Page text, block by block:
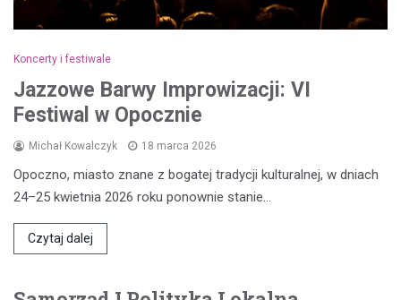
Koncerty i festiwale
Jazzowe Barwy Improwizacji: VI
Festiwal w Opocznie
Michał Kowalczyk 18 marca 2026
Opoczno, miasto znane z bogatej tradycji kulturalnej, w dniach
24–25 kwietnia 2026 roku ponownie stanie…
Czytaj dalej